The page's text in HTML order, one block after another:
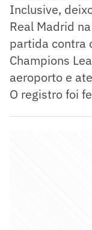
Inclusive,
Real Madrid
partida contra
Champions
aeroporto e
O registro foi